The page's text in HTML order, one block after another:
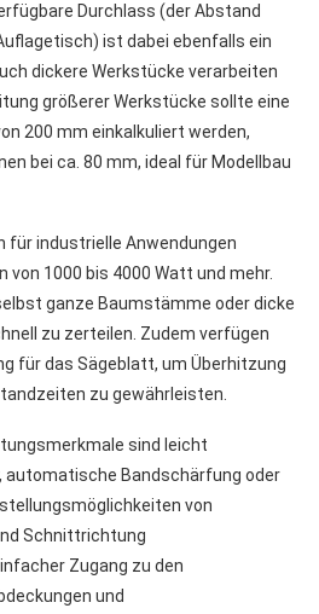
Durchlass (der Abstand
ist dabei ebenfalls ein
dickere Werkstücke verarbeiten
größerer Werkstücke sollte eine
200 mm einkalkuliert werden,
bei ca. 80 mm, ideal für Modellbau
für industrielle Anwendungen
1000 bis 4000 Watt und mehr.
ganze Baumstämme oder dicke
zu zerteilen. Zudem verfügen
für das Sägeblatt, um Überhitzung
zu gewährleisten.
sind leicht
automatische Bandschärfung oder
von
Schnittrichtung
Zugang zu den
und